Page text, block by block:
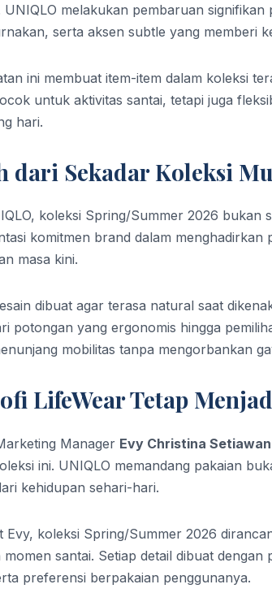
UNIQLO melakukan pembaruan
serta aksen subtle yang memberi
ini membuat item-item dalam koleksi
untuk aktivitas santai, tetapi juga
hari.
dari Sekadar Koleksi
koleksi Spring/Summer 2026 bukan
komitmen brand dalam
masa kini.
dibuat agar terasa natural saat
potongan yang ergonomis hingga
mobilitas tanpa mengorbankan
LifeWear Tetap
Manager Evy Christina Setiawan
ini. UNIQLO memandang pakaian
kehidupan sehari-hari.
Evy, koleksi Spring/Summer 2026
momen santai. Setiap detail dibuat
preferensi berpakaian penggunanya.